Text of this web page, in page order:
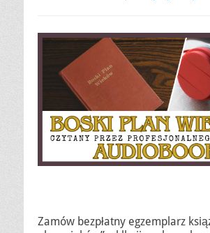
Zamów bezpłatny egzemplarz